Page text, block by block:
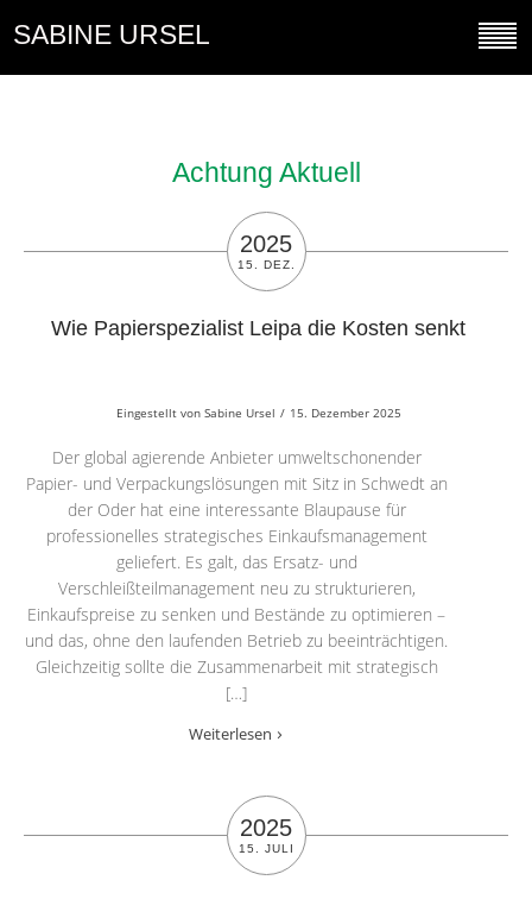
SABINE URSEL
Achtung Aktuell
2025
15. DEZ.
Wie Papierspezialist Leipa die Kosten senkt
Eingestellt von Sabine Ursel / 15. Dezember 2025
Der global agierende Anbieter umweltschonender
Papier- und Verpackungslösungen mit Sitz in Schwedt an
der Oder hat eine interessante Blaupause für
professionelles strategisches Einkaufsmanagement
geliefert. Es galt, das Ersatz- und
Verschleißteilmanagement neu zu strukturieren,
Einkaufspreise zu senken und Bestände zu optimieren –
und das, ohne den laufenden Betrieb zu beeinträchtigen.
Gleichzeitig sollte die Zusammenarbeit mit strategisch
[…]
Weiterlesen
2025
15. JULI